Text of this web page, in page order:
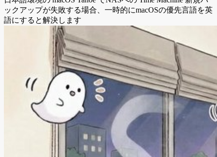
ックアップが失敗する場合、一時的にmacOSの優先言語を英
語にすると解決します